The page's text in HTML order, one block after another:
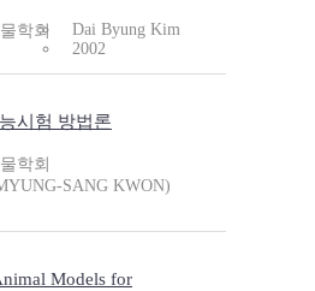
학회
Dai Byung Kim
2002
시험 방법론
학회
SANG KWON)
Models for